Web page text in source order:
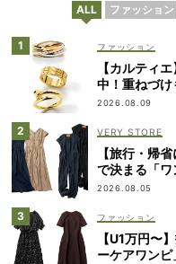
ALL ファッション
ファッション
【カルティ
中！重ねづ
2026.08.09
VERY STORE
【旅行・帰
で決まる「
2026.08.05
ファッション
【U1万円〜
ーケアワンピ